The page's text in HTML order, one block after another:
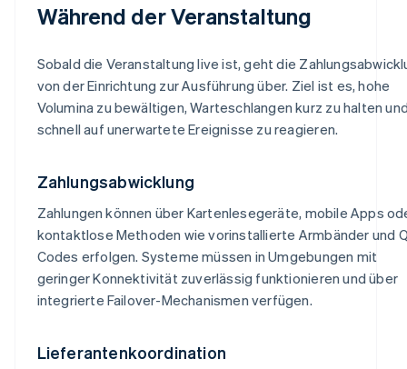
Während der Veranstaltung
Sobald die Veranstaltung live ist, geht die
von der Einrichtung zur Ausführung über. Ziel ist es, hohe
Volumina zu bewältigen, Warteschlangen kurz zu halten
schnell auf unerwartete Ereignisse zu reagieren.
Zahlungsabwicklung
Zahlungen können über Kartenlesegeräte, mobile Apps
kontaktlose Methoden wie vorinstallierte Armbänder und
Codes erfolgen. Systeme müssen in Umgebungen mit
geringer Konnektivität zuverlässig funktionieren und über
integrierte Failover-Mechanismen verfügen.
Lieferantenkoordination